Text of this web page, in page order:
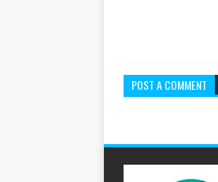
POST A COMMENT